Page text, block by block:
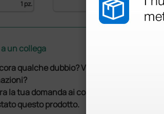
1 pz. 1 pz.
un collega
qualche dubbio? Vuoi ulteriori
la tua domanda ai colleghi che hanno già
questo prodotto.